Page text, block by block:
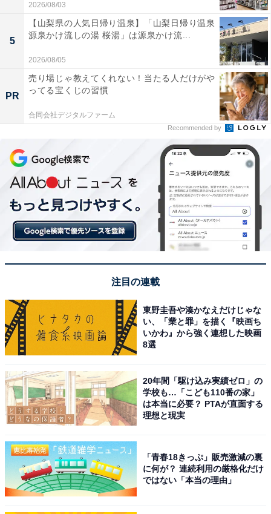
全国の人気ホテルから今泊まりたい宿を厳選してご紹介。日々更新
される売れ筋ランキングや、見逃せないセール・キャンペーン情報
など、お得に旅を楽しむための秘けつが満載です。さらに、ここで
しか読めない独自コンテンツも充実。編集部員による宿泊レビュー
では、公式Webサイトだけでは分からないリアルな様子を紹介しま
す。
...続きを読む
【楽天トラベル売れ筋1位】三重県「都リゾート
奥志摩 アクアフォレスト」は豊かな自然に囲ま
れたリゾートホテル【6月17日】
2026/08/03
5
【山梨県の人気日帰り温泉】「山梨日帰り温泉
源泉かけ流しの湯 桜湯」は源泉かけ流...
2026/08/05
PR
売り場じゃ教えてくれない！当たる人だけがや
ってる宝くじの習慣
合同会社デジタルファーム
Recommended by
注目の連載
東野圭吾や湊かなえだけじゃな
い、「業と罪」を描く『映画ち
いかわ』から強く連想した映画
8選
20年間「駆け込み実績ゼロ」の
学校も…「こども110番の家」
は本当に必要？ PTAが直面する
理想と現実
「青春18きっぷ」販売激減の裏
に何が？ 連続利用の厳格化だけ
ではない「本当の理由」